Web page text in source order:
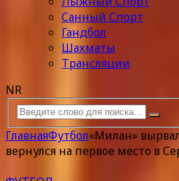
Санный Спорт
Гандбол
Шахматы
Трансляции
NR
ГлавнаяФутбол«Милан»
вернулся на первое место в